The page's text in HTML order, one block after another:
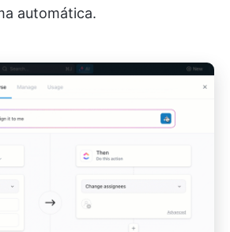
automática.